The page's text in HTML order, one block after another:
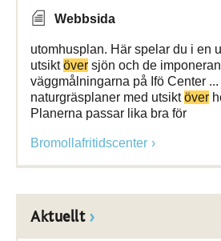
Webbsida
utomhusplan. Här spelar du i en
utsiktöver sjön och de
väggmålningarna på Ifö Center
naturgräsplaner med utsiktöver
Planerna passar lika bra för
Bromollafritidscenter
Aktuellt